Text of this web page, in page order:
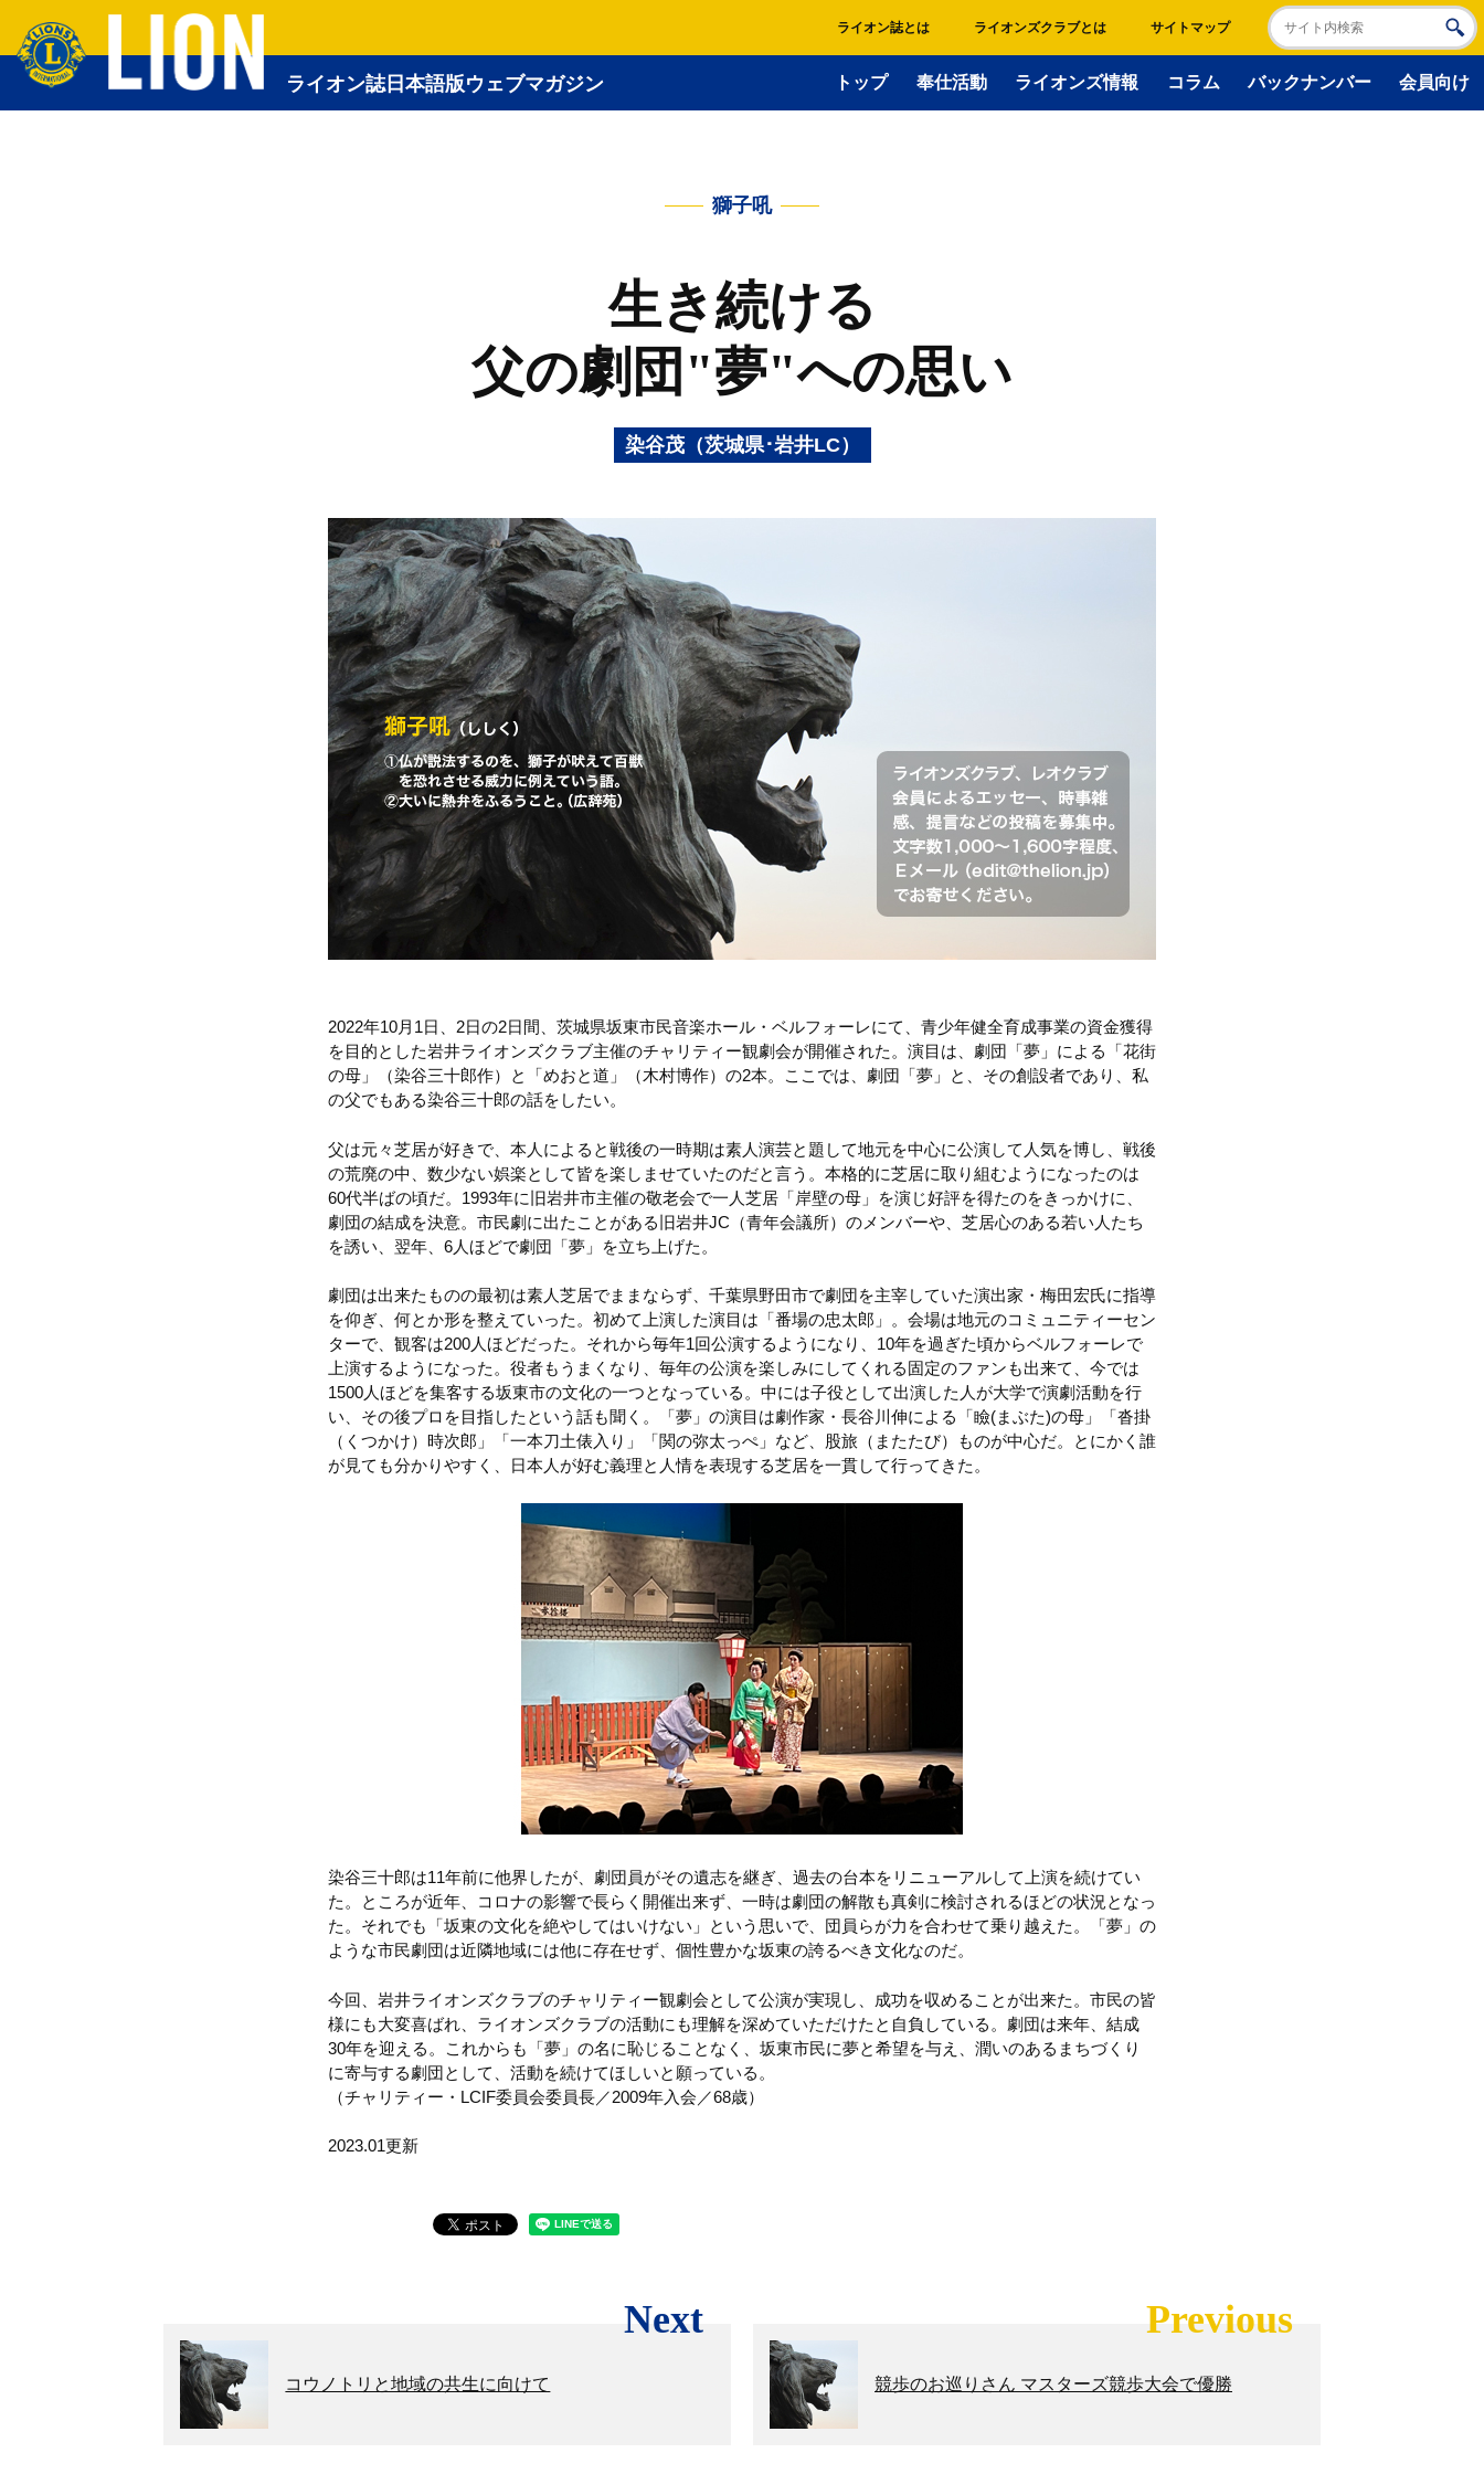
ライオン誌日本語版ウェブマガジン
ライオン誌とは ライオンズクラブとは サイトマップ
トップ 奉仕活動 ライオンズ情報 コラム バックナンバー 会員向け
獅子吼
生き続ける
父の劇団"夢"への思い
染谷茂（茨城県･岩井LC）
2022年10月1日、2日の2日間、茨城県坂東市民音楽ホール・ベルフォーレにて、青少年健全育成事業の資金獲得
を目的とした岩井ライオンズクラブ主催のチャリティー観劇会が開催された。演目は、劇団「夢」による「花街
の母」（染谷三十郎作）と「めおと道」（木村博作）の2本。ここでは、劇団「夢」と、その創設者であり、私
の父でもある染谷三十郎の話をしたい。
父は元々芝居が好きで、本人によると戦後の一時期は素人演芸と題して地元を中心に公演して人気を博し、戦後
の荒廃の中、数少ない娯楽として皆を楽しませていたのだと言う。本格的に芝居に取り組むようになったのは
60代半ばの頃だ。1993年に旧岩井市主催の敬老会で一人芝居「岸壁の母」を演じ好評を得たのをきっかけに、
劇団の結成を決意。市民劇に出たことがある旧岩井JC（青年会議所）のメンバーや、芝居心のある若い人たち
を誘い、翌年、6人ほどで劇団「夢」を立ち上げた。
劇団は出来たものの最初は素人芝居でままならず、千葉県野田市で劇団を主宰していた演出家・梅田宏氏に指導
を仰ぎ、何とか形を整えていった。初めて上演した演目は「番場の忠太郎」。会場は地元のコミュニティーセン
ターで、観客は200人ほどだった。それから毎年1回公演するようになり、10年を過ぎた頃からベルフォーレで
上演するようになった。役者もうまくなり、毎年の公演を楽しみにしてくれる固定のファンも出来て、今では
1500人ほどを集客する坂東市の文化の一つとなっている。中には子役として出演した人が大学で演劇活動を行
い、その後プロを目指したという話も聞く。「夢」の演目は劇作家・長谷川伸による「瞼(まぶた)の母」「沓掛
（くつかけ）時次郎」「一本刀土俵入り」「関の弥太っぺ」など、股旅（またたび）ものが中心だ。とにかく誰
が見ても分かりやすく、日本人が好む義理と人情を表現する芝居を一貫して行ってきた。
染谷三十郎は11年前に他界したが、劇団員がその遺志を継ぎ、過去の台本をリニューアルして上演を続けてい
た。ところが近年、コロナの影響で長らく開催出来ず、一時は劇団の解散も真剣に検討されるほどの状況となっ
た。それでも「坂東の文化を絶やしてはいけない」という思いで、団員らが力を合わせて乗り越えた。「夢」の
ような市民劇団は近隣地域には他に存在せず、個性豊かな坂東の誇るべき文化なのだ。
今回、岩井ライオンズクラブのチャリティー観劇会として公演が実現し、成功を収めることが出来た。市民の皆
様にも大変喜ばれ、ライオンズクラブの活動にも理解を深めていただけたと自負している。劇団は来年、結成
30年を迎える。これからも「夢」の名に恥じることなく、坂東市民に夢と希望を与え、潤いのあるまちづくり
に寄与する劇団として、活動を続けてほしいと願っている。
（チャリティー・LCIF委員会委員長／2009年入会／68歳）
2023.01更新
Next
コウノトリと地域の共生に向けて
Previous
競歩のお巡りさん マスターズ競歩大会で優勝